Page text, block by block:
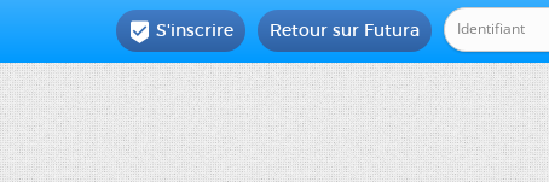
Retour sur Futura
 S'inscrire